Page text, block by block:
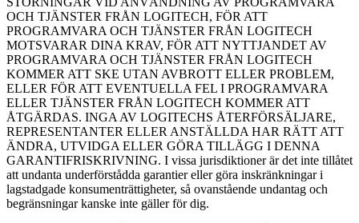
OCH TJÄNSTER FRÅN LOGITECH, FÖR ATT
PROGRAMVARA OCH TJÄNSTER FRÅN LOGITECH
MOTSVARAR DINA KRAV, FÖR ATT NYTTJANDET AV
PROGRAMVARA OCH TJÄNSTER FRÅN LOGITECH
KOMMER ATT SKE UTAN AVBROTT ELLER PROBLEM,
ELLER FÖR ATT EVENTUELLA FEL I PROGRAMVARA
ELLER TJÄNSTER FRÅN LOGITECH KOMMER ATT
ÅTGÄRDAS. INGA AV LOGITECHS ÅTERFÖRSÄLJARE,
REPRESENTANTER ELLER ANSTÄLLDA HAR RÄTT ATT
ÄNDRA, UTVIDGA ELLER GÖRA TILLÄGG I DENNA
GARANTIFRISKRIVNING. I vissa jurisdiktioner är det inte tillåtet
att undanta underförstådda garantier eller göra inskränkningar i
lagstadgade konsumenträttigheter, så ovanstående undantag och
begränsningar kanske inte gäller för dig.